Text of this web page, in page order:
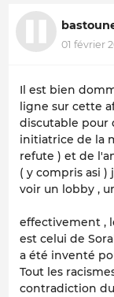
01 février
Il est bien
ligne sur cette
discutable pour
initiatrice de la
refute ) et de
( y compris asi
voir un lobby ,
effectivement ,
est celui de
a été inventé
Tout les
contradiction